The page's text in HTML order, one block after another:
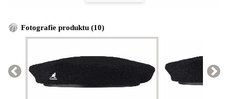
Fotografie produktu (10)